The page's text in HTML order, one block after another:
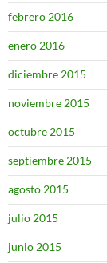
febrero 2016
enero 2016
diciembre 2015
noviembre 2015
octubre 2015
septiembre 2015
agosto 2015
julio 2015
junio 2015